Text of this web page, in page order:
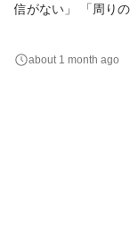
信がない」 「周り
『一生モノの技術』を身につけた
できたあなたへ。
about 1 month ago